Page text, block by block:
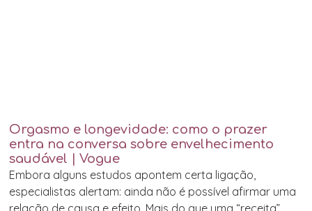
Orgasmo e longevidade: como o prazer
entra na conversa sobre envelhecimento
saudável | Vogue
Embora alguns estudos apontem certa ligação,
especialistas alertam: ainda não é possível afirmar uma